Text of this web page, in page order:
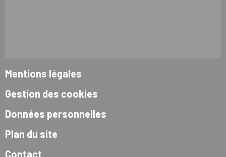
Mentions légales
Gestion des cookies
Données personnelles
Plan du site
Contact